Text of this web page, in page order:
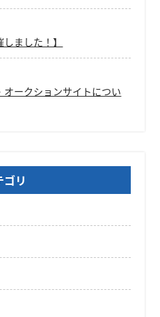
ました！】
オークションサイトについ
ゴリ